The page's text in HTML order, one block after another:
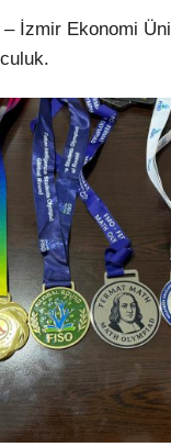
– İzmir Ekonomi